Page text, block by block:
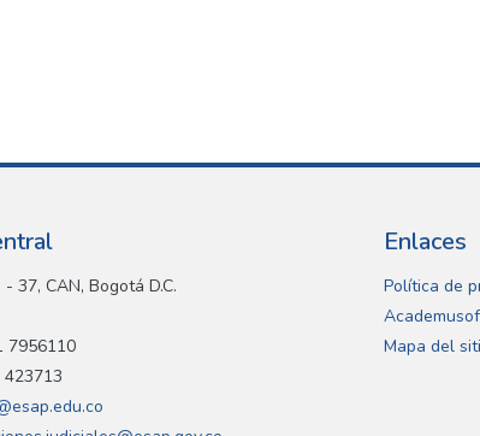
37, CAN, Bogotá D.C.
7956110
Enlaces
Política de
Mapa del